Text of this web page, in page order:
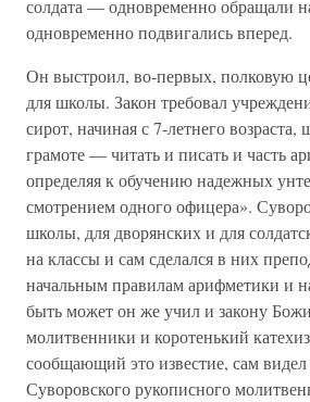
солдата — одновременно обращали
одновременно подвигались вперед.
Он выстроил, во-первых, полковую
для школы. Закон требовал
сирот, начиная с 7-летнего возраста,
грамоте — читать и писать и часть
определяя к обучению надежных
смотрением одного офицера».
школы, для дворянских и для
на классы и сам сделался в них
начальным правилам арифметики и
быть может он же учил и закону
молитвенники и коротенький
сообщающий это известие, сам видел
Суворовского рукописного